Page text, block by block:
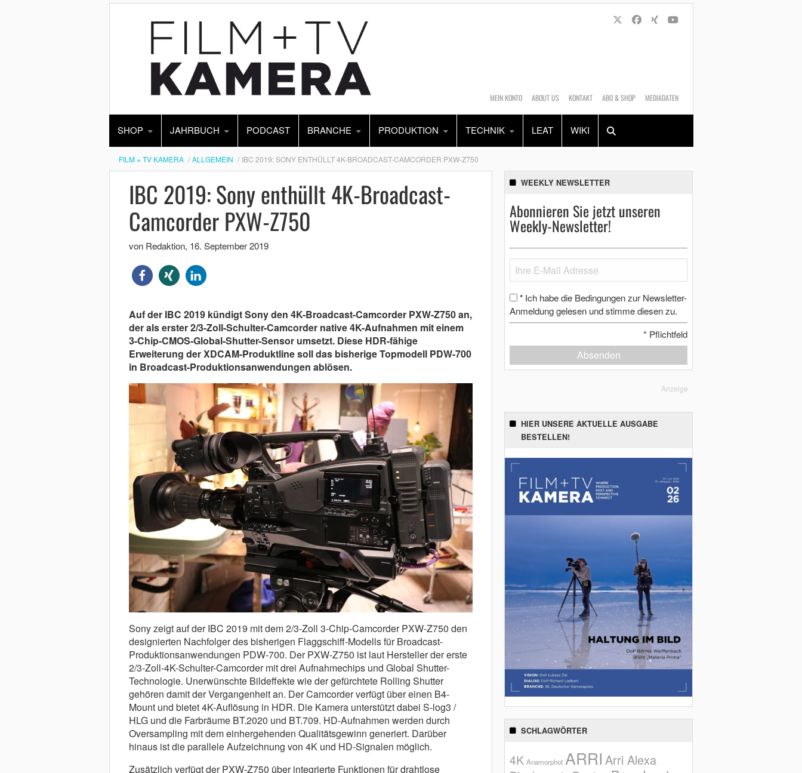
MEIN KONTO ABOUT US KONTAKT ABO & SHOP MEDIADATEN
SHOP JAHRBUCH PODCAST BRANCHE PRODUKTION TECHNIK LEAT WIKI
Alles Shop
FILM + TV KAMERA ALLGEMEIN IBC 2019: SONY ENTHÜLLT 4K-BROADCAST-CAMCORDER PXW-Z750
IBC 2019: Sony enthüllt 4K-Broadcast-
Camcorder PXW-Z750
von Redaktion, 16. September 2019
Auf der IBC 2019 kündigt Sony den 4K-Broadcast-Camcorder PXW-Z750 an,
der als erster 2/3-Zoll-Schulter-Camcorder native 4K-Aufnahmen mit einem
3-Chip-CMOS-Global-Shutter-Sensor umsetzt. Diese HDR-fähige
Erweiterung der XDCAM-Produktline soll das bisherige Topmodell PDW-700
in Broadcast-Produktionsanwendungen ablösen.
Sony zeigt auf der IBC 2019 mit dem 2/3-Zoll 3-Chip-Camcorder PXW-Z750 den
designierten Nachfolger des bisherigen Flaggschiff-Modells für Broadcast-
Produktionsanwendungen PDW-700. Der PXW-Z750 ist laut Hersteller der erste
2/3-Zoll-4K-Schulter-Camcorder mit drei Aufnahmechips und Global Shutter-
Technologie. Unerwünschte Bildeffekte wie der gefürchtete Rolling Shutter
gehören damit der Vergangenheit an. Der Camcorder verfügt über einen B4-
Mount und bietet 4K-Auflösung in HDR. Die Kamera unterstützt dabei S-log3 /
HLG und die Farbräume BT.2020 und BT.709. HD-Aufnahmen werden durch
Oversampling mit dem einhergehenden Qualitätsgewinn generiert. Darüber
hinaus ist die parallele Aufzeichnung von 4K und HD-Signalen möglich.
Zusätzlich verfügt der PXW-Z750 über integrierte Funktionen für drahtlose
WEEKLY NEWSLETTER
Abonnieren Sie jetzt unseren
Weekly-Newsletter!
* Ich habe die Bedingungen zur Newsletter-
Anmeldung gelesen und stimme diesen zu.
* Pflichtfeld
Absenden
Anzeige
HIER UNSERE AKTUELLE AUSGABE
BESTELLEN!
SCHLAGWÖRTER
4K Anamorphot ARRI Arri Alexa